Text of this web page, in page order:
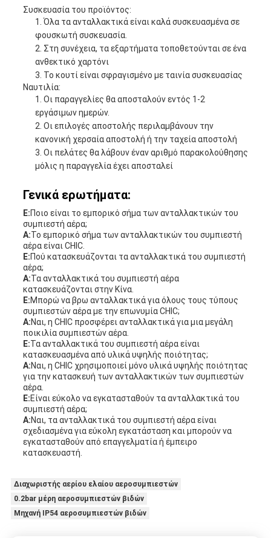
Συσκευασία του προϊόντος:
Όλα τα ανταλλακτικά είναι καλά συσκευασμένα σε
φουσκωτή συσκευασία.
Στη συνέχεια, τα εξαρτήματα τοποθετούνται σε ένα
ανθεκτικό χαρτόνι
Το κουτί είναι σφραγισμένο με ταινία συσκευασίας
Ναυτιλία:
Οι παραγγελίες θα αποσταλούν εντός 1-2
εργάσιμων ημερών.
Οι επιλογές αποστολής περιλαμβάνουν την
κανονική χερσαία αποστολή ή την ταχεία αποστολή
Οι πελάτες θα λάβουν έναν αριθμό παρακολούθησης
μόλις η παραγγελία έχει αποσταλεί
Γενικά ερωτήματα:
Ε:Ποιο είναι το εμπορικό σήμα των ανταλλακτικών του
συμπιεστή αέρα;
Α:Το εμπορικό σήμα των ανταλλακτικών του συμπιεστή
αέρα είναι CHIC.
Ε:Πού κατασκευάζονται τα ανταλλακτικά του συμπιεστή
αέρα;
Α:Τα ανταλλακτικά του συμπιεστή αέρα
κατασκευάζονται στην Κίνα.
Ε:Μπορώ να βρω ανταλλακτικά για όλους τους τύπους
συμπιεστών αέρα με την επωνυμία CHIC;
Α:Ναι, η CHIC προσφέρει ανταλλακτικά για μια μεγάλη
ποικιλία συμπιεστών αέρα.
Ε:Τα ανταλλακτικά του συμπιεστή αέρα είναι
κατασκευασμένα από υλικά υψηλής ποιότητας;
Α:Ναι, η CHIC χρησιμοποιεί μόνο υλικά υψηλής ποιότητας
για την κατασκευή των ανταλλακτικών των συμπιεστών
αέρα.
Ε:Είναι εύκολο να εγκατασταθούν τα ανταλλακτικά του
συμπιεστή αέρα;
Α:Ναι, τα ανταλλακτικά του συμπιεστή αέρα είναι
σχεδιασμένα για εύκολη εγκατάσταση και μπορούν να
εγκατασταθούν από επαγγελματία ή έμπειρο
κατασκευαστή.
Διαχωριστής αερίου ελαίου αεροσυμπιεστών
0.2bar μέρη αεροσυμπιεστών βιδών
Μηχανή IP54 αεροσυμπιεστών βιδών